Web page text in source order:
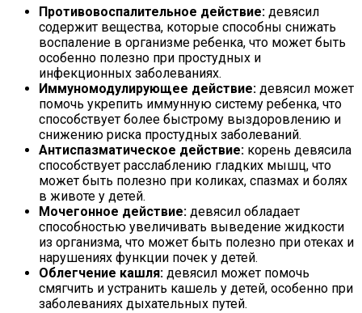
Противовоспалительное действие: девясил
содержит вещества, которые способны снижать
воспаление в организме ребенка, что может быть
особенно полезно при простудных и
инфекционных заболеваниях.
Иммуномодулирующее действие: девясил может
помочь укрепить иммунную систему ребенка, что
способствует более быстрому выздоровлению и
снижению риска простудных заболеваний.
Антиспазматическое действие: корень девясила
способствует расслаблению гладких мышц, что
может быть полезно при коликах, спазмах и болях
в животе у детей.
Мочегонное действие: девясил обладает
способностью увеличивать выведение жидкости
из организма, что может быть полезно при отеках и
нарушениях функции почек у детей.
Облегчение кашля: девясил может помочь
смягчить и устранить кашель у детей, особенно при
заболеваниях дыхательных путей.